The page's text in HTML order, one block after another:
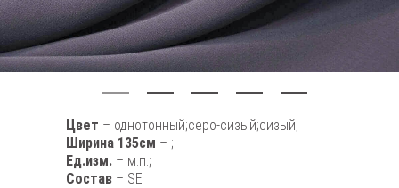
Цвет – однотонный;серо-сизый;сизый;
Ширина 135см – ;
Ед.изм. – м.п.;
Состав – SE